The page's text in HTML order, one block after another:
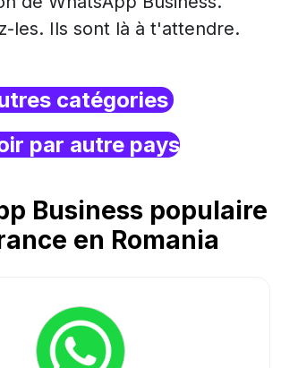
les. Ils sont là à t'attendre.
catégories
par autre pays
Business populaire
en Romania